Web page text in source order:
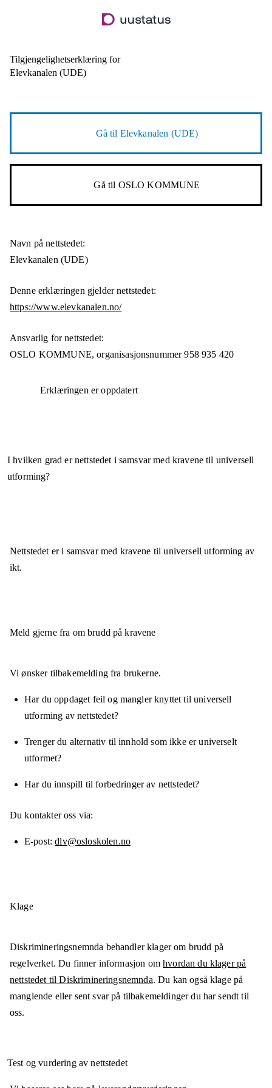
til
Tilgjengelighetserklæring for
Elevkanalen (UDE)
Gå til Elevkanalen (UDE)
Gå til OSLO KOMMUNE
Navn på nettstedet:
Elevkanalen (UDE)
Denne erklæringen gjelder nettstedet:
https://www.elevkanalen.no/
Ansvarlig for nettstedet:
OSLO KOMMUNE,organisasjonsnummer 958 935 420
Erklæringen er oppdatert
I hvilken grad er nettstedet i samsvar med kravene til universell
utforming?
Nettstedet eri samsvarmed kravene til universell utforming av
ikt.
Meld gjerne fra om brudd på kravene
Vi ønsker tilbakemelding fra brukerne.
Har du oppdaget feil og mangler knyttet til universell
utforming av nettstedet?
Trenger du alternativ til innhold som ikke er universelt
utformet?
Har du innspill til forbedringer av nettstedet?
Du kontakter oss via:
E-post dlv@osloskolen.no
Klage
Diskrimineringsnemnda behandler klager om brudd på
regelverket. Du finner informasjon omhvordan du klager på
nettstedet til Diskrimineringsnemnda. Du kan også klage på
manglende eller sent svar på tilbakemeldinger du har sendt til
oss.
Test og vurdering av nettstedet